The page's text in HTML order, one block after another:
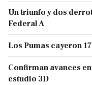
Un triunfo y dos
Federal A
Los Pumas cayeron
Confirman avances
estudio 3D